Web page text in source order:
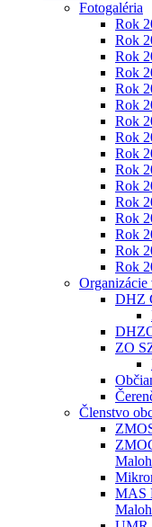
Fotogaléria
Rok
Rok
Rok
Rok
Rok
Rok
Rok
Rok
Rok
Rok
Rok
Rok
Rok
Rok
Rok
Rok
Organizácie
DHZ
ZO
Členstvo
MAS